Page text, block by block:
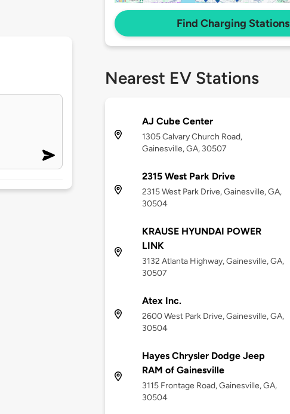
Find Charging Stations
Nearest EV Stations
AJ Cube Center
1305 Calvary Church Road,
Gainesville, GA, 30507
2315 West Park Drive
2315 West Park Drive, Gainesville, GA,
30504
KRAUSE HYUNDAI POWER
LINK
3132 Atlanta Highway, Gainesville, GA,
30507
Atex Inc.
2600 West Park Drive, Gainesville, GA,
30504
Hayes Chrysler Dodge Jeep
RAM of Gainesville
3115 Frontage Road, Gainesville, GA,
30504